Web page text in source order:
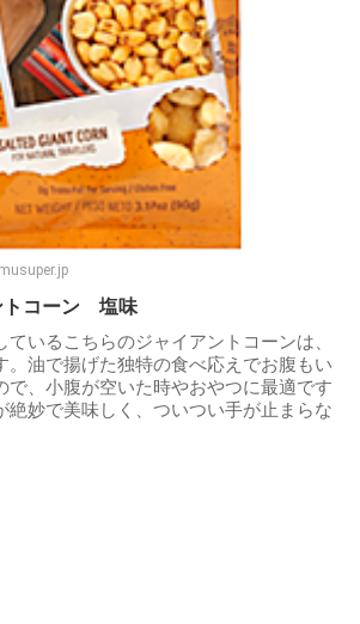
コーン 塩味
いるこちらのジャイアントコーンは、
。油で揚げた独特の食べ応えでお腹もい
で、小腹が空いた時やおやつに最適です
絶妙で美味しく、ついつい手が止まらな